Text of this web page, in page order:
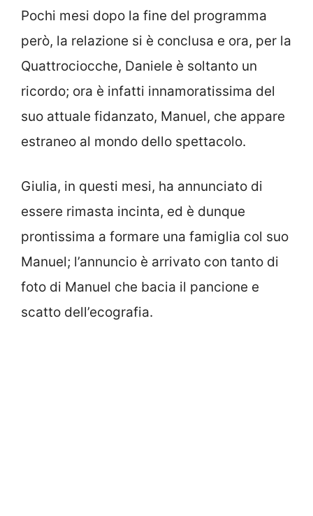
Pochi mesi dopo la fine del programma
però, la relazione si è conclusa e ora, per la
Quattrociocche, Daniele è soltanto un
ricordo; ora è infatti innamoratissima del
suo attuale fidanzato, Manuel, che appare
estraneo al mondo dello spettacolo.
Giulia, in questi mesi, ha annunciato di
essere rimasta incinta, ed è dunque
prontissima a formare una famiglia col suo
Manuel; l’annuncio è arrivato con tanto di
foto di Manuel che bacia il pancione e
scatto dell’ecografia.